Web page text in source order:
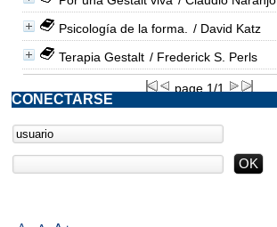
Psicología de la forma.
/ David Katz
Terapia Gestalt / Frederick S. Perls
page 1/1
CONECTARSE